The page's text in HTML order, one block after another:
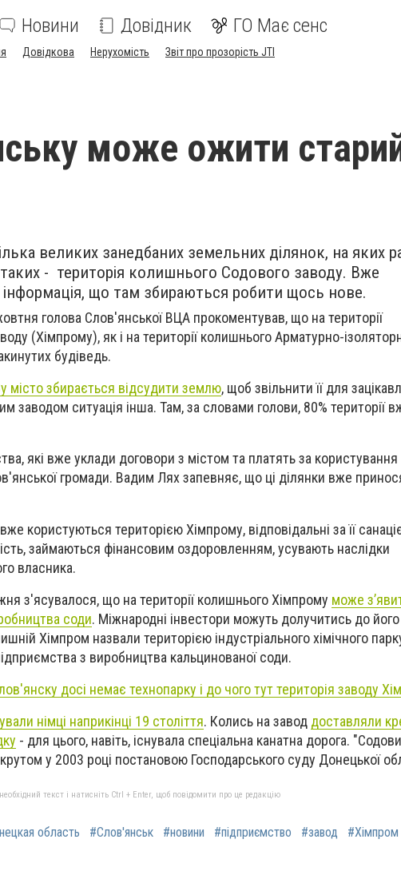
Новини Довідник ГО Має сенс
Довідкова Нерухомість Звіт про прозорість JTI
може ожити
великих занедбаних земельних ділянок, на яких
- територія колишнього Содового заводу. Вже
що там збираються робити щось нове.
голова Слов'янської ВЦА прокоментував, що на території
(Хімпрому), як і на території колишнього Арматурно-
будіведь.
місто збирається відсудити землю, щоб звільнити її для
заводом ситуація інша. Там, за словами голови, 80% території
які вже уклади договори з містом та платять за користування
громади. Вадим Лях запевняє, що ці ділянки вже
користуються територією Хімпрому, відповідальні за її
займаються фінансовим оздоровленням, усувають наслідки
власника.
з'ясувалося, що на території колишнього Хімпрому може
соди. Міжнародні інвестори можуть долучитись до його
Хімпром назвали територією індустріального хімічного
з виробництва кальцинованої соди.
досі немає технопарку і до чого тут територія заводу
німці наприкінці 19 століття. Колись на завод доставляли
- для цього, навіть, існувала спеціальна канатна дорога.
у 2003 році постановою Господарського суду Донецької
текст і натисніть Ctrl + Enter, щоб повідомити про це редакцію
область #Слов'янськ #новини #підприємство #завод
#Хімпром